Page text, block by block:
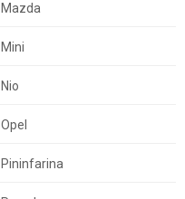
Mazda
Mini
Nio
Opel
Pininfarina